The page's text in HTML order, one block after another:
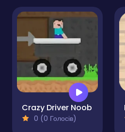
Crazy Driver Noob
0 (0 Голосів)